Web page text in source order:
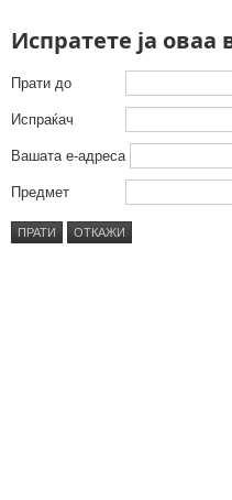
Испратете ја оваа
Прати до
Испраќач
Вашата е-адреса
Предмет
ПРАТИ ОТКАЖИ